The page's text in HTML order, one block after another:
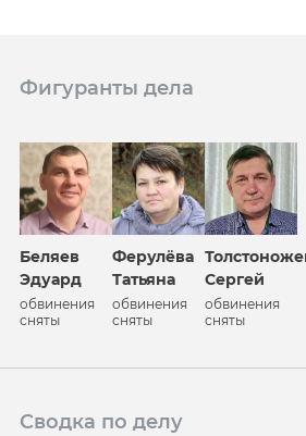
Фигуранты дела
Беляев
Эдуард
обвинения
сняты
Ферулёва
Татьяна
обвинения
сняты
Сергей
обвинения
сняты
Сводка по делу